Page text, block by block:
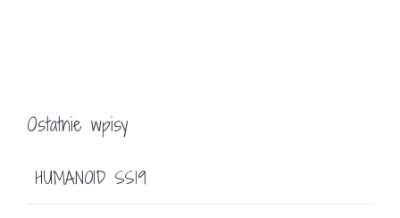
Ostatnie wpisy
HUMANOID SS19